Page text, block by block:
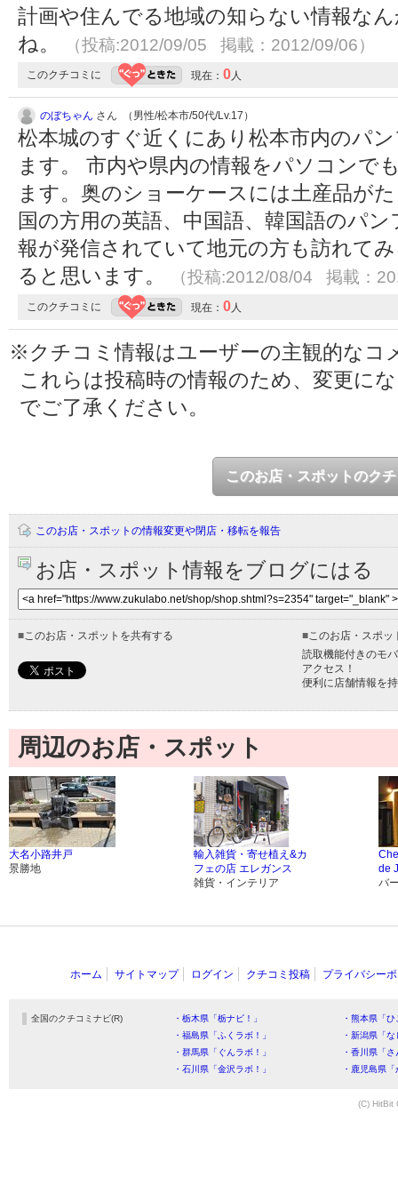
計画や住んでる地域の知らない情報な
ね。
（投稿:2012/09/05 掲載：2012/09/06）
このクチコミに 現在： 0人
のぼちゃん さん （男性/松本市/50代/Lv.17）
松本城のすぐ近くにあり松本市内のパ
ます。 市内や県内の情報をパソコンで
ます。奥のショーケースには土産品が
国の方用の英語、中国語、韓国語のパ
報が発信されていて地元の方も訪れて
ると思います。
（投稿:2012/08/04 掲載：
このクチコミに 現在： 0人
※クチコミ情報はユーザーの主観的なコ
これらは投稿時の情報のため、変更に
でご了承ください。
このお店・スポットのク
このお店・スポットの情報変更や閉店・移転を報告
お店・スポット情報をブログにはる
■このお店・スポットを共有する ■このお店・スポッ
読取機能付きのモ
アクセス！
便利に店舗情報を
周辺のお店・スポット
大名小路井戸
景勝地
輸入雑貨・寄せ植え&カ
フェの店 エレガンス
雑貨・インテリア
de
バ
ホーム サイトマップ ログイン クチコミ投稿 プライバシー
全国のクチコミナビ(R) ・栃木県「栃ナビ！」
・熊本県「
・福島県「ふくラボ！」
・新潟県「
・群馬県「ぐんラボ！」
・香川県「
・石川県「金沢ラボ！」
・鹿児島県
(C) HitBit